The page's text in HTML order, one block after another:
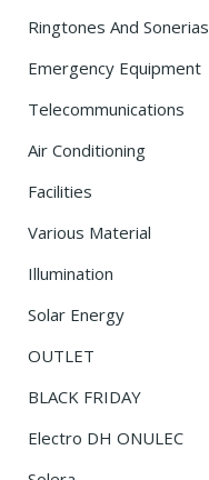
Ringtones And Sonerias
Emergency Equipment
Telecommunications
Air Conditioning
Facilities
Various Material
Illumination
Solar Energy
OUTLET
BLACK FRIDAY
Electro DH ONULEC